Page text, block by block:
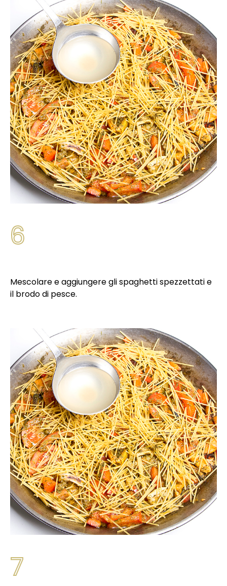
6
Mescolare e aggiungere gli spaghetti spezzettati e
il brodo di pesce.
7